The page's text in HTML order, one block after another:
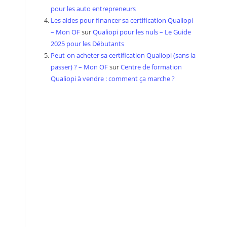
pour les auto entrepreneurs
Les aides pour financer sa certification Qualiopi
– Mon OFsurQualiopi pour les nuls – Le Guide
2025 pour les Débutants
Peut-on acheter sa certification Qualiopi (sans la
passer) ? – Mon OFsurCentre de formation
Qualiopi à vendre : comment ça marche ?